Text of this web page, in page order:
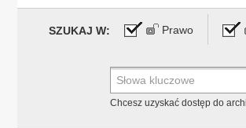
SZUKAJ W: Prawo
Chcesz uzyskać dostęp do